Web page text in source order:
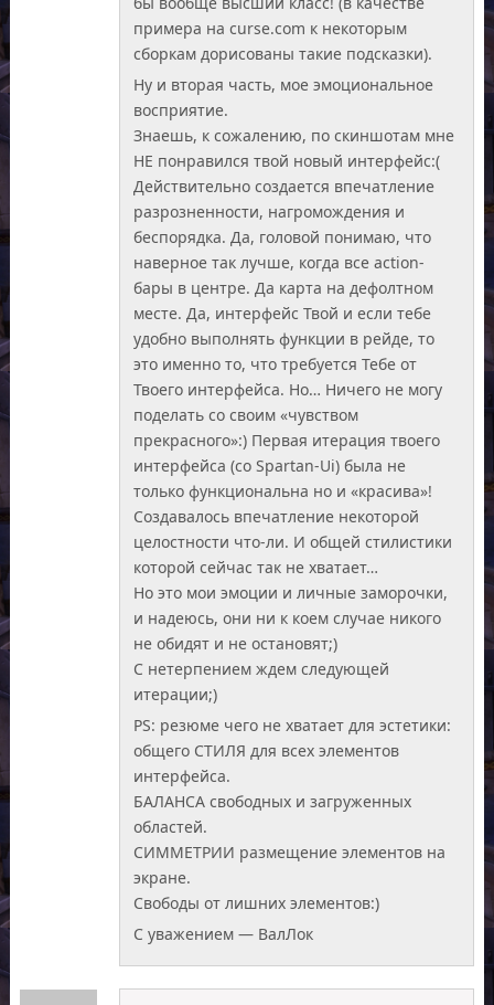
примера на curse.com к некоторым
сборкам дорисованы такие подсказки).
Ну и вторая часть, мое эмоциональное
восприятие.
Знаешь, к сожалению, по скиншотам мне
НЕ понравился твой новый интерфейс:(
Действительно создается впечатление
разрозненности, нагромождения и
беспорядка. Да, головой понимаю, что
наверное так лучше, когда все action-
бары в центре. Да карта на дефолтном
месте. Да, интерфейс Твой и если тебе
удобно выполнять функции в рейде, то
это именно то, что требуется Тебе от
Твоего интерфейса. Но… Ничего не могу
поделать со своим «чувством
прекрасного»:) Первая итерация твоего
интерфейса (со Spartan-Ui) была не
только функциональна но и «красива»!
Создавалось впечатление некоторой
целостности что-ли. И общей стилистики
которой сейчас так не хватает…
Но это мои эмоции и личные заморочки,
и надеюсь, они ни к коем случае никого
не обидят и не остановят;)
С нетерпением ждем следующей
итерации;)
PS: резюме чего не хватает для эстетики:
общего СТИЛЯ для всех элементов
интерфейса.
БАЛАНСА свободных и загруженных
областей.
СИММЕТРИИ размещение элементов на
экране.
Свободы от лишних элементов:)
С уважением — ВалЛок